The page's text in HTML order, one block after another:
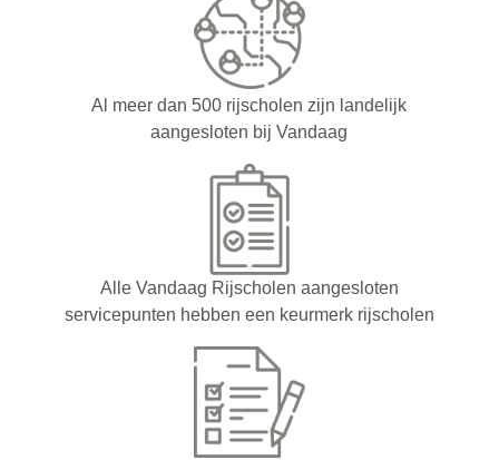
Al meer dan 500 rijscholen zijn landelijk
aangesloten bij Vandaag
Alle Vandaag Rijscholen aangesloten
servicepunten hebben een keurmerk rijscholen